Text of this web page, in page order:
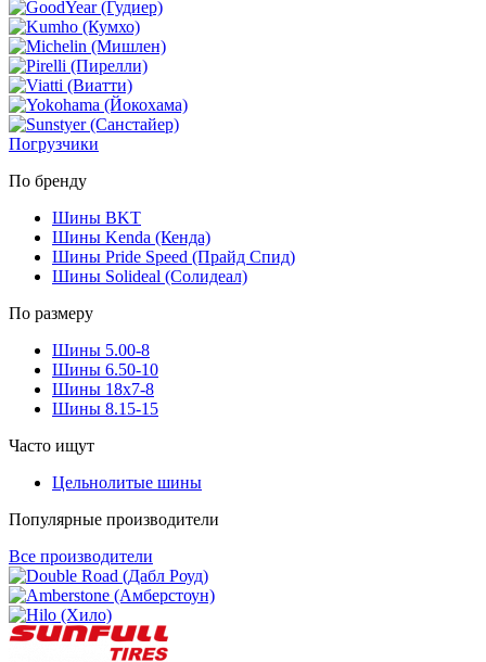
Погрузчики
По бренду
Шины BKT
Шины Kenda (Кенда)
Шины Pride Speed (Прайд Спид)
Шины Solideal (Солидеал)
По размеру
Шины 5.00-8
Шины 6.50-10
Шины 18x7-8
Шины 8.15-15
Часто ищут
Цельнолитые шины
Популярные производители
Все производители